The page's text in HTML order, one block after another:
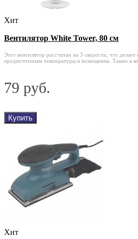
Хит
Вентилятор White Tower, 80 см
Этот вентилятор рассчитан на 3 скорости, что
предпочтениям температуры в помещении. Также в
79 руб.
Купить
Хит